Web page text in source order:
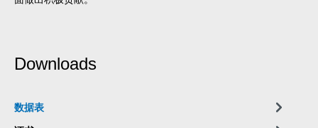
Downloads
数据表